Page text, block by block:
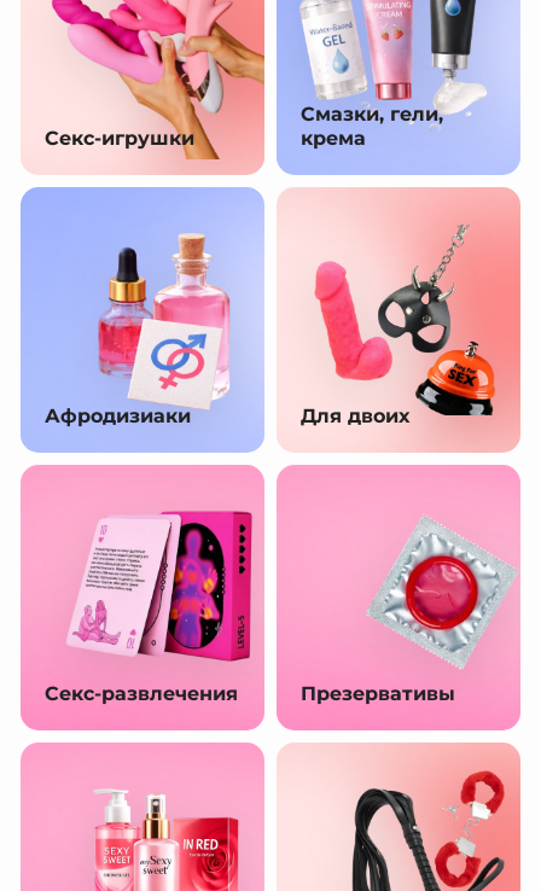
Секс-игрушки
Смазки, гели,
крема
Афродизиаки Для двоих
Секс-развлечения Презервативы